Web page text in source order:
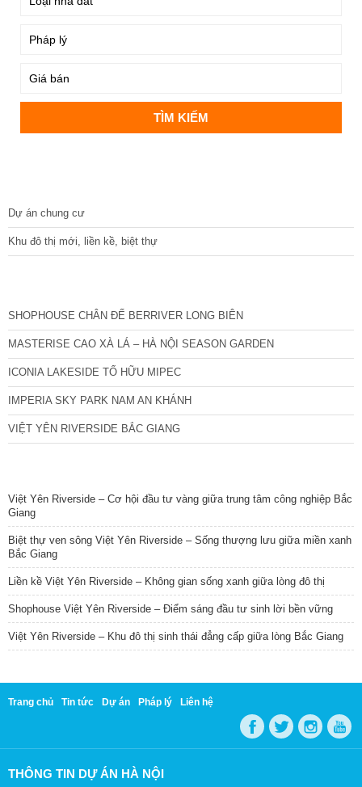
Dự án chung cư
Khu đô thị mới, liền kề, biệt thự
SHOPHOUSE CHÂN ĐẾ BERRIVER LONG BIÊN
MASTERISE CAO XÀ LÁ – HÀ NỘI SEASON GARDEN
ICONIA LAKESIDE TỐ HỮU MIPEC
IMPERIA SKY PARK NAM AN KHÁNH
VIỆT YÊN RIVERSIDE BẮC GIANG
Việt Yên Riverside – Cơ hội đầu tư vàng giữa trung tâm công nghiệp Bắc
Giang
Biệt thự ven sông Việt Yên Riverside – Sống thượng lưu giữa miền xanh
Bắc Giang
Liền kề Việt Yên Riverside – Không gian sống xanh giữa lòng đô thị
Shophouse Việt Yên Riverside – Điểm sáng đầu tư sinh lời bền vững
Việt Yên Riverside – Khu đô thị sinh thái đẳng cấp giữa lòng Bắc Giang
Trang chủ Tin tức Dự án Pháp lý Liên hệ
THÔNG TIN DỰ ÁN HÀ NỘI